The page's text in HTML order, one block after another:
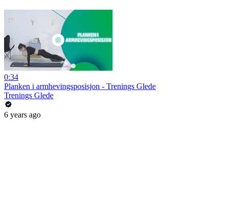
0:34
Planken i armhevingsposisjon - Trenings Glede
Trenings Glede
6 years ago